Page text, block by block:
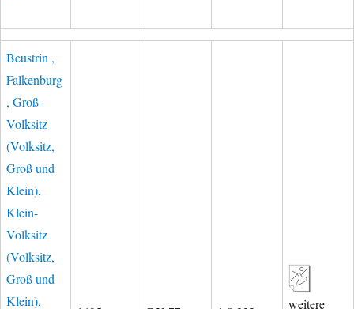
Beustrin ,
Falkenburg
, Groß-
Volksitz
(Volksitz,
Groß und
Klein),
Klein-
Volksitz
(Volksitz,
Groß und
Klein),
weitere